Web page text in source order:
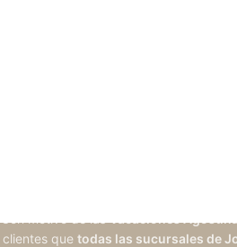
clientes que todas las sucursales de